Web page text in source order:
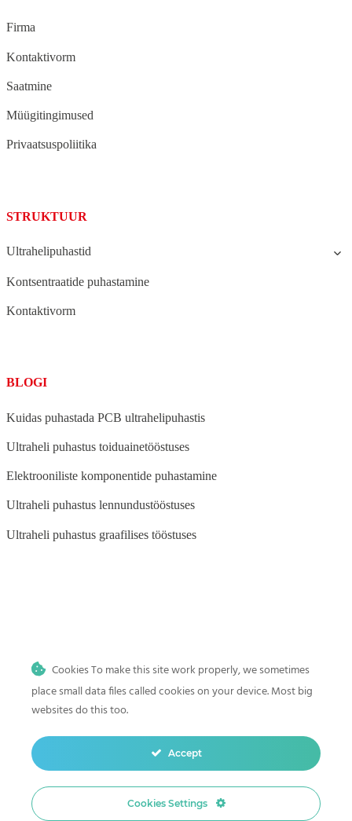
Firma
Kontaktivorm
Saatmine
Müügitingimused
Privaatsuspoliitika
STRUKTUUR
Ultrahelipuhastid
Kontsentraatide puhastamine
Kontaktivorm
BLOGI
Kuidas puhastada PCB ultrahelipuhastis
Ultraheli puhastus toiduainetööstuses
Elektrooniliste komponentide puhastamine
Ultraheli puhastus lennundustööstuses
Ultraheli puhastus graafilises tööstuses
Ultraheli puhastus meditsiini-, tätoveeringu- ja hambaravi
kliinikutele
Ultraheli puhastus kodus
Mis on ultraheli puhastus? Sügava ja täpse puhastuse teaduslik alus
Ultraheli puhastamine hambaravi instrumendid
Cookies To make this site work properly, we sometimes
place small data files called cookies on your device. Most big
websites do this too.
Accept
Cookies Settings